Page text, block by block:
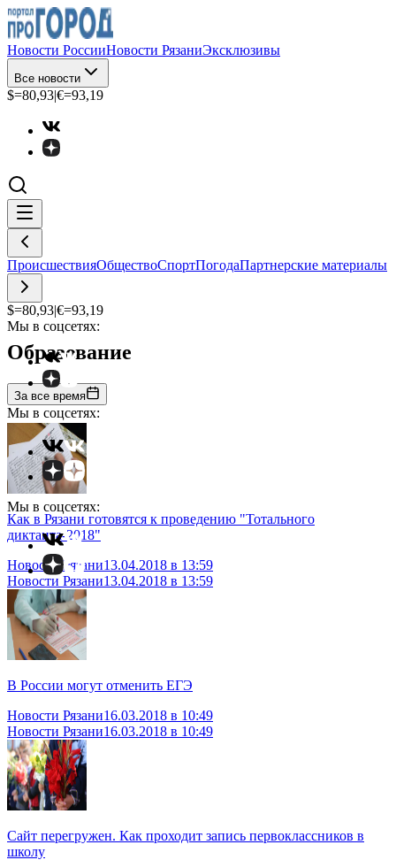
Новости РоссииНовости РязаниЭксклюзивы
Все новости
$=80,93|€=93,19
ПроисшествияОбществоСпортПогодаПартнерские материалы
$=80,93|€=93,19
Мы в соцсетях:
Мы в соцсетях:
Мы в соцсетях:
Образование
За все время
Как в Рязани готовятся к проведению "Тотального
диктанта-2018"
Новости Рязани13.04.2018 в 13:59
Новости Рязани13.04.2018 в 13:59
В России могут отменить ЕГЭ
Новости Рязани16.03.2018 в 10:49
Новости Рязани16.03.2018 в 10:49
Сайт перегружен. Как проходит запись первоклассников в
школу